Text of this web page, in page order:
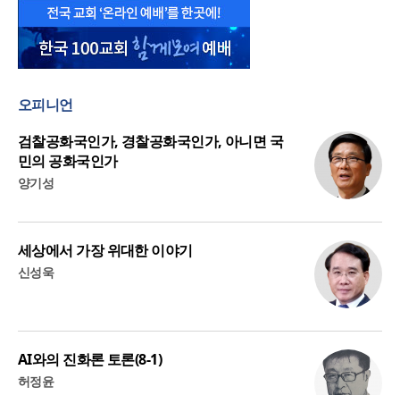
오피니언
검찰공화국인가, 경찰공화국인가, 아니면 국
민의 공화국인가
양기성
세상에서 가장 위대한 이야기
신성욱
AI와의 진화론 토론(8-1)
허정윤